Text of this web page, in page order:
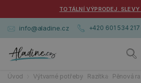
TOTÁLNÍ VÝPRODEJ.
info@aladine.cz +420 601 534 217
Úvod Výtvarné potřeby Razítka Pěnová